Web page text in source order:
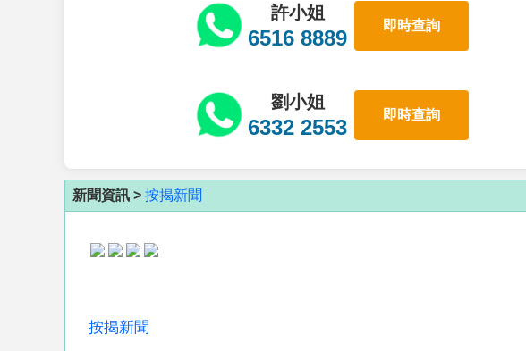
許小姐
6516 8889
即時查詢
劉小姐
6332 2553
即時查詢
新聞資訊 > 按揭新聞
按揭新聞